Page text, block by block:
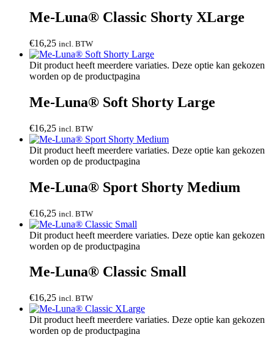
Me-Luna® Classic Shorty XLarge
€16,25 incl. BTW
Dit product heeft meerdere variaties. Deze optie kan gekozen
worden op de productpagina
Me-Luna® Soft Shorty Large
€16,25 incl. BTW
Dit product heeft meerdere variaties. Deze optie kan gekozen
worden op de productpagina
Me-Luna® Sport Shorty Medium
€16,25 incl. BTW
Dit product heeft meerdere variaties. Deze optie kan gekozen
worden op de productpagina
Me-Luna® Classic Small
€16,25 incl. BTW
Dit product heeft meerdere variaties. Deze optie kan gekozen
worden op de productpagina